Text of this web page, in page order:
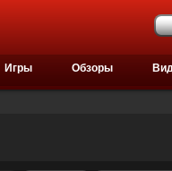
Игры Обзоры